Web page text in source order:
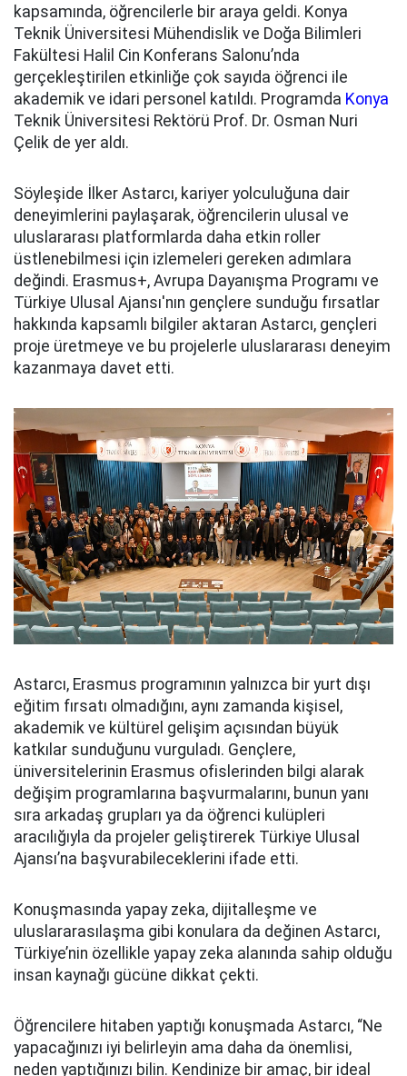
kapsamında, öğrencilerle bir araya geldi. Konya
Teknik Üniversitesi Mühendislik ve Doğa Bilimleri
Fakültesi Halil Cin Konferans Salonu’nda
gerçekleştirilen etkinliğe çok sayıda öğrenci ile
akademik ve idari personel katıldı. Programda Konya
Teknik Üniversitesi Rektörü Prof. Dr. Osman Nuri
Çelik de yer aldı.
Söyleşide İlker Astarcı, kariyer yolculuğuna dair
deneyimlerini paylaşarak, öğrencilerin ulusal ve
uluslararası platformlarda daha etkin roller
üstlenebilmesi için izlemeleri gereken adımlara
değindi. Erasmus+, Avrupa Dayanışma Programı ve
Türkiye Ulusal Ajansı'nın gençlere sunduğu fırsatlar
hakkında kapsamlı bilgiler aktaran Astarcı, gençleri
proje üretmeye ve bu projelerle uluslararası deneyim
kazanmaya davet etti.
Astarcı, Erasmus programının yalnızca bir yurt dışı
eğitim fırsatı olmadığını, aynı zamanda kişisel,
akademik ve kültürel gelişim açısından büyük
katkılar sunduğunu vurguladı. Gençlere,
üniversitelerinin Erasmus ofislerinden bilgi alarak
değişim programlarına başvurmalarını, bunun yanı
sıra arkadaş grupları ya da öğrenci kulüpleri
aracılığıyla da projeler geliştirerek Türkiye Ulusal
Ajansı’na başvurabileceklerini ifade etti.
Konuşmasında yapay zeka, dijitalleşme ve
uluslararasılaşma gibi konulara da değinen Astarcı,
Türkiye’nin özellikle yapay zeka alanında sahip olduğu
insan kaynağı gücüne dikkat çekti.
Öğrencilere hitaben yaptığı konuşmada Astarcı, “Ne
yapacağınızı iyi belirleyin ama daha da önemlisi,
neden yaptığınızı bilin. Kendinize bir amaç, bir ideal